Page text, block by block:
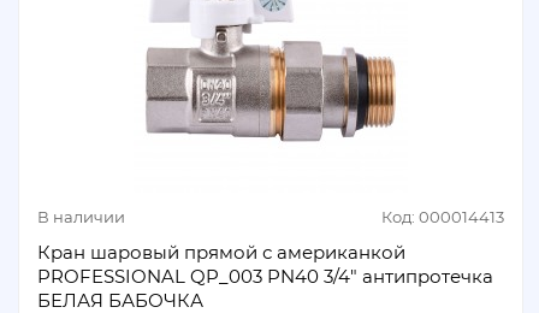
В наличии Код: 000014413
Кран шаровый прямой с американкой
PROFESSIONAL QP_003 PN40 3/4" антипротечка
БЕЛАЯ БАБОЧКА